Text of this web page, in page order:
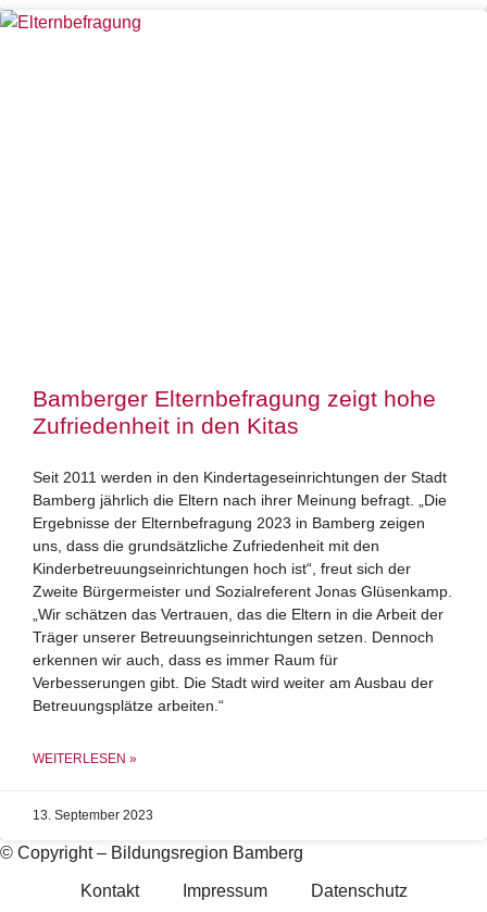
Bamberger Elternbefragung zeigt hohe
Zufriedenheit in den Kitas
Seit 2011 werden in den Kindertageseinrichtungen der Stadt
Bamberg jährlich die Eltern nach ihrer Meinung befragt. „Die
Ergebnisse der Elternbefragung 2023 in Bamberg zeigen
uns, dass die grundsätzliche Zufriedenheit mit den
Kinderbetreuungseinrichtungen hoch ist“, freut sich der
Zweite Bürgermeister und Sozialreferent Jonas Glüsenkamp.
„Wir schätzen das Vertrauen, das die Eltern in die Arbeit der
Träger unserer Betreuungseinrichtungen setzen. Dennoch
erkennen wir auch, dass es immer Raum für
Verbesserungen gibt. Die Stadt wird weiter am Ausbau der
Betreuungsplätze arbeiten.“
WEITERLESEN »
13. September 2023
© Copyright – Bildungsregion Bamberg
Kontakt Impressum Datenschutz